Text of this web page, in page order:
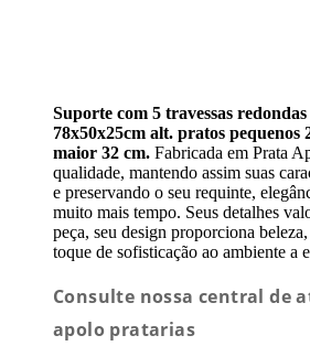
Suporte com 5 travessas redondas
78x50x25cm alt. pratos pequenos
maior 32 cm. Fabricada em Prata
qualidade, mantendo assim suas
e preservando o seu requinte,
muito mais tempo. Seus detalhes
peça, seu design proporciona
toque de sofisticação ao ambiente a
Consulte nossa central de
apolo pratarias